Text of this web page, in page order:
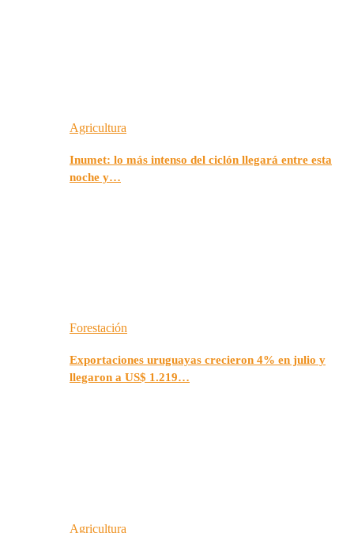
Agricultura
Inumet: lo más intenso del ciclón llegará entre esta
noche y…
Forestación
Exportaciones uruguayas crecieron 4% en julio y
llegaron a US$ 1.219…
Agricultura